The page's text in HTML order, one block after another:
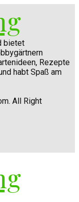
bietet
Rezepte
habt Spaß am
All Right